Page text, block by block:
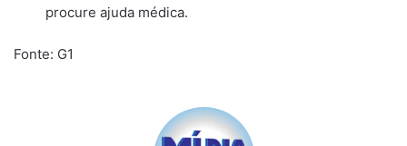
procure ajuda médica.
Fonte: G1